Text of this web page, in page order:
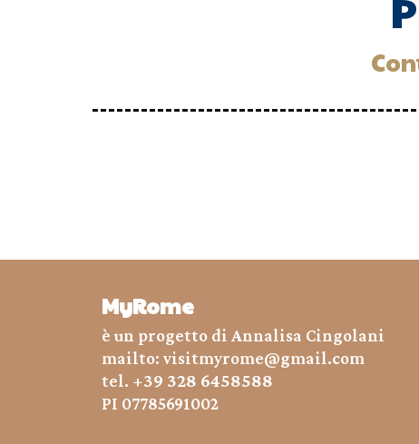
MyRome
è un progetto di Annalisa Cingolani
mailto: visitmyrome@gmail.com
tel. +39 328 6458588
PI 07785691002